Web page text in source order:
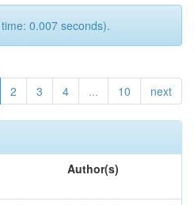
0.007 seconds).
2 3 4 ... 10 next
Author(s)